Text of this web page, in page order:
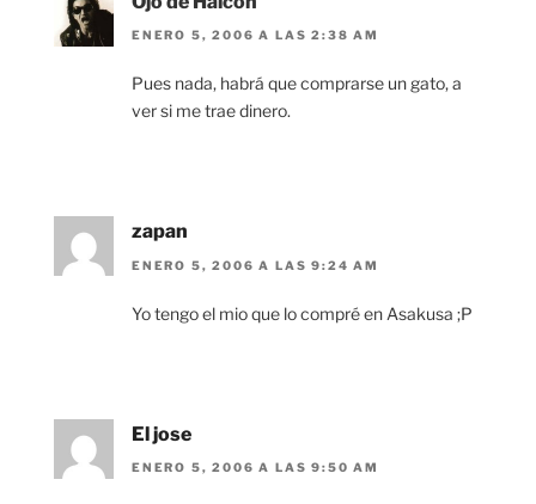
ENERO 5, 2006 A LAS 2:38 AM
Pues nada, habrá que comprarse un gato, a
ver si me trae dinero.
zapan
ENERO 5, 2006 A LAS 9:24 AM
Yo tengo el mio que lo compré en Asakusa ;P
El jose
ENERO 5, 2006 A LAS 9:50 AM